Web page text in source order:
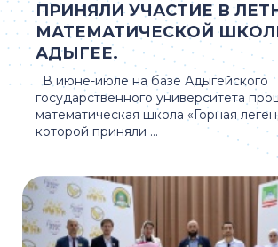
В июне-июле на базе Адыгейского
государственного университета
математическая школа «Горная
которой приняли ...
ПРИНЯЛИ УЧАСТИЕ В
МАТЕМАТИЧЕСКОЙ
АДЫГЕЕ.